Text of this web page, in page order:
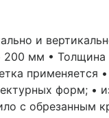
и
200 мм •
применяется
форм; •
с обрезанным